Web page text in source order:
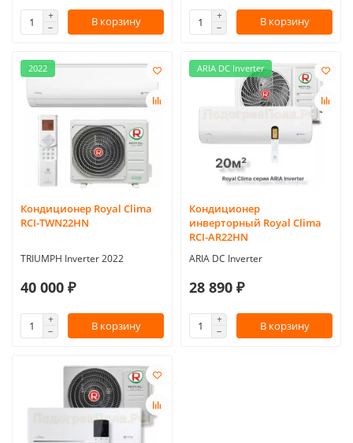
В корзину В корзину
2022
Кондиционер Royal Clima
RCI-TWN22HN
TRIUMPH Inverter 2022
40 000 ₽
В корзину
ARIA DC Inverter
Кондиционер
инверторный Royal Clima
RCI-AR22HN
ARIA DC Inverter
28 890 ₽
В корзину